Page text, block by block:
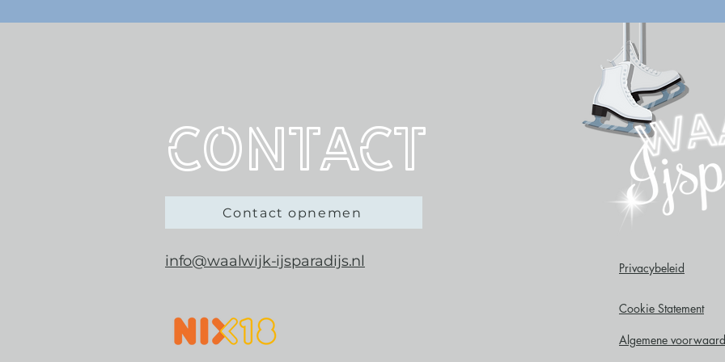
Contact
Contact opnemen
Privacybeleid
info@waalwijk-ijsparadijs.nl
Cookie Statement
Algemene